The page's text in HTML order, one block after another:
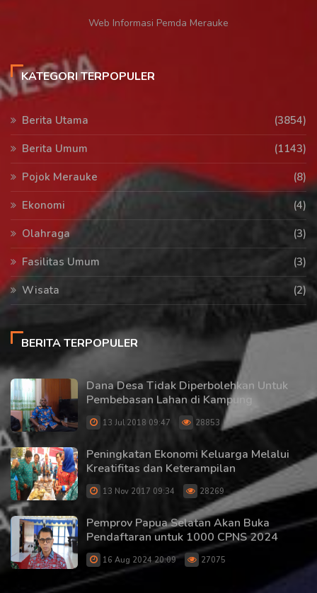
Web Informasi Pemda Merauke
KATEGORI TERPOPULER
Berita Utama
(3854)
Berita Umum
(1143)
Pojok Merauke
(8)
Ekonomi
(4)
Olahraga
(3)
Fasilitas Umum
(3)
Wisata
(2)
BERITA TERPOPULER
Dana Desa Tidak Diperbolehkan Untuk
Pembebasan Lahan di Kampung
13 Jul 2018 09:47 28853
Peningkatan Ekonomi Keluarga Melalui
Kreatifitas dan Keterampilan
13 Nov 2017 09:34 28269
Pemprov Papua Selatan Akan Buka
Pendaftaran untuk 1000 CPNS 2024
16 Aug 2024 20:09 27075